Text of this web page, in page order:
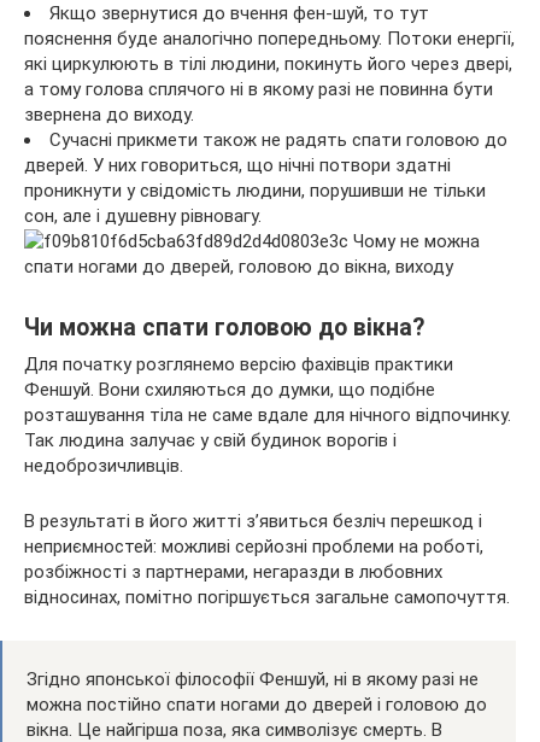
Якщо звернутися до вчення фен-шуй, то тут
пояснення буде аналогічно попередньому. Потоки енергії,
які циркулюють в тілі людини, покинуть його через двері,
а тому голова сплячого ні в якому разі не повинна бути
звернена до виходу.
Сучасні прикмети також не радять спати головою до
дверей. У них говориться, що нічні потвори здатні
проникнути у свідомість людини, порушивши не тільки
сон, але і душевну рівновагу.
Чи можна спати головою до вікна?
Для початку розглянемо версію фахівців практики
Феншуй. Вони схиляються до думки, що подібне
розташування тіла не саме вдале для нічного відпочинку.
Так людина залучає у свій будинок ворогів і
недоброзичливців.
В результаті в його житті з’явиться безліч перешкод і
неприємностей: можливі серйозні проблеми на роботі,
розбіжності з партнерами, негаразди в любовних
відносинах, помітно погіршується загальне самопочуття.
Згідно японської філософії Феншуй, ні в якому разі не
можна постійно спати ногами до дверей і головою до
вікна. Це найгірша поза, яка символізує смерть. В